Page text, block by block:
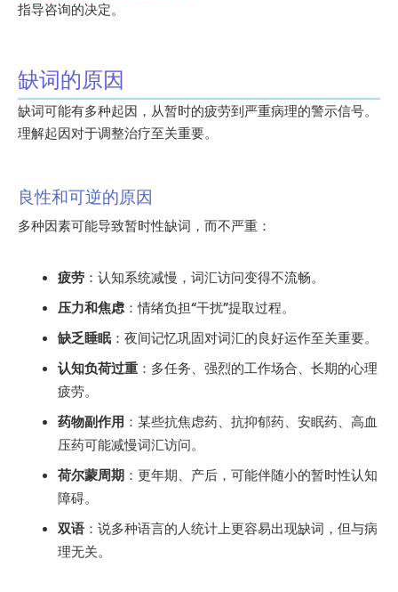
指导咨询的决定。
缺词的原因
缺词可能有多种起因，从暂时的疲劳到严重病理的警示信号。
理解起因对于调整治疗至关重要。
良性和可逆的原因
多种因素可能导致暂时性缺词，而不严重：
疲劳 ：认知系统减慢，词汇访问变得不流畅。
压力和焦虑：情绪负担“干扰”提取过程。
缺乏睡眠：夜间记忆巩固对词汇的良好运作至关重要。
认知负荷过重 ：多任务、强烈的工作场合、长期的心理
疲劳。
药物副作用 ：某些抗焦虑药、抗抑郁药、安眠药、高血
压药可能减慢词汇访问。
荷尔蒙周期 ：更年期、产后，可能伴随小的暂时性认知
障碍。
双语 ：说多种语言的人统计上更容易出现缺词，但与病
理无关。